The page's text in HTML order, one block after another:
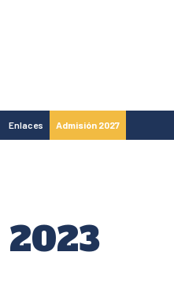
Enlaces Admisión 2027
2023